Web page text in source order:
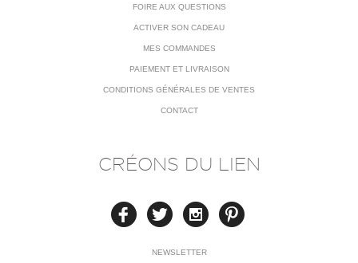
FOIRE AUX QUESTIONS
ACTIVER SON CADEAU
MES COMMANDES
PAIEMENT ET LIVRAISON
CONDITIONS GÉNÉRALES DE VENTES
CONTACT
CRÉONS DU LIEN
NEWSLETTER